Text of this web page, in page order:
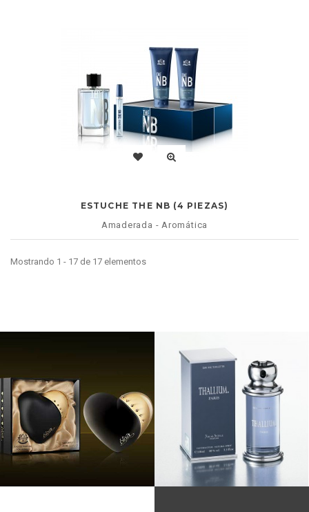
ESTUCHE THE NB (4 PIEZAS)
Amaderada - Aromática
Mostrando 1 - 17 de 17 elementos